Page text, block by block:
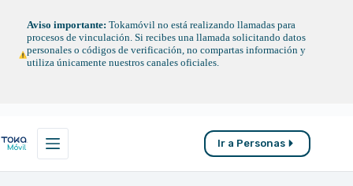
contenido
Aviso importante: Tokamóvil no está realizando llamadas para
procesos de vinculación. Si recibes una llamada solicitando datos
personales o códigos de verificación, no compartas información y
utiliza únicamente nuestros canales oficiales.
Ir a Personas